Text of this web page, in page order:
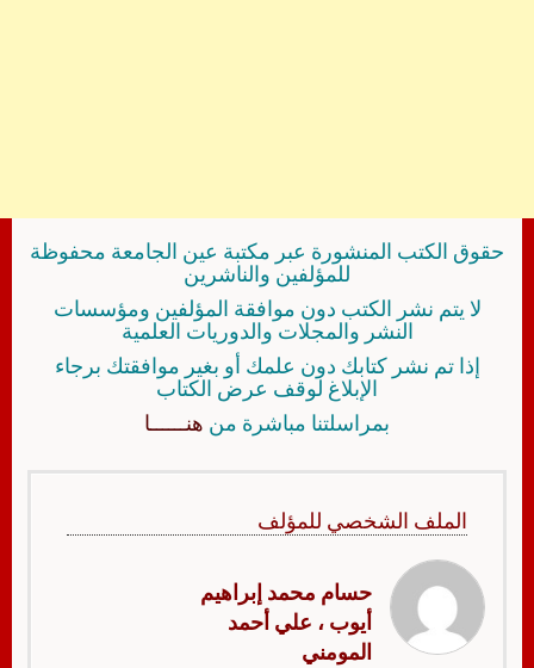
حقوق الكتب المنشورة عبر مكتبة عين الجامعة محفوظة
للمؤلفين والناشرين
لا يتم نشر الكتب دون موافقة المؤلفين ومؤسسات
النشر والمجلات والدوريات العلمية
إذا تم نشر كتابك دون علمك أو بغير موافقتك برجاء
الإبلاغ لوقف عرض الكتاب
بمراسلتنا مباشرة من هنــــــا
الملف الشخصي للمؤلف
حسام محمد إبراهيم
أيوب ، علي أحمد
المومني